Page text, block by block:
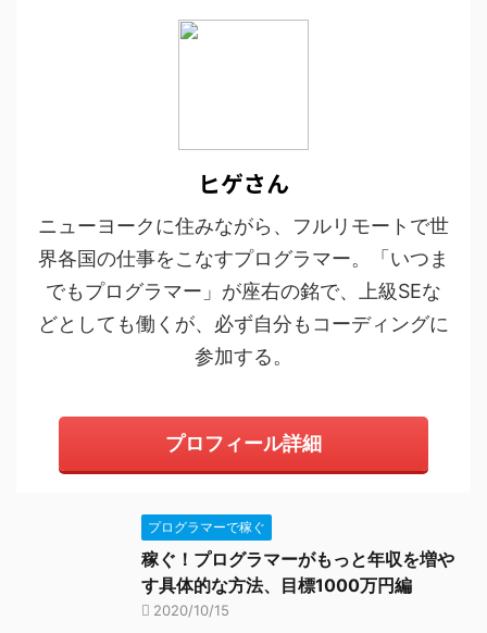
ヒゲさん
ニューヨークに住みながら、フルリモートで世
界各国の仕事をこなすプログラマー。「いつま
でもプログラマー」が座右の銘で、上級SEな
どとしても働くが、必ず自分もコーディングに
参加する。
プロフィール詳細
プログラマーで稼ぐ
稼ぐ！プログラマーがもっと年収を増や
す具体的な方法、目標1000万円編
2020/10/15